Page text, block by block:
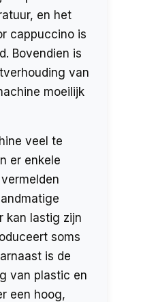
en het
cappuccino is
Bovendien is
van
moeilijk
veel te
er enkele
kan lastig zijn
soms
is de
van plastic en
een hoog,